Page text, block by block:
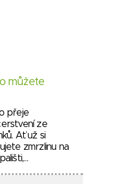
můžete
přeje
ze
Ať už si
zmrzlinu na